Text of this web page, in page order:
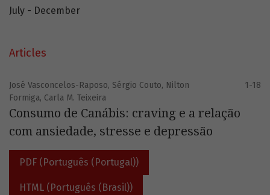
July - December
Articles
José Vasconcelos-Raposo, Sérgio Couto, Nilton
Formiga, Carla M. Teixeira
1-18
Consumo de Canábis: craving e a relação
com ansiedade, stresse e depressão
PDF (Português (Portugal))
HTML (Português (Brasil))